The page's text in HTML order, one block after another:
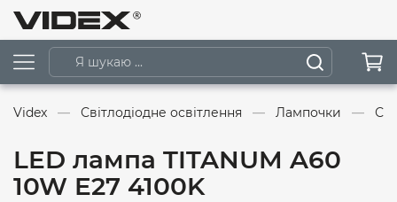
Videx Світлодіодне освітлення Лампочки
LED лампа TITANUM A60
10W E27 4100K